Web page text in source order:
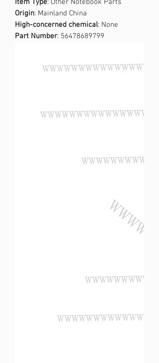
Item Type: Other Notebook Parts
Origin: Mainland China
High-concerned chemical: None
Part Number: 56478689799